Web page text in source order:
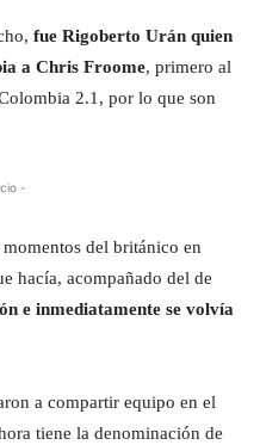
fue Rigoberto Urán quien
a Chris Froome, primero al
2.1, por lo que son
-
del británico en
hacía, acompañado del de
e inmediatamente se volvía
a compartir equipo en el
tiene la denominación de